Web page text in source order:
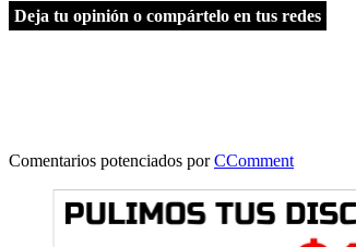
Deja tu opinión o compártelo en tus redes
Comentarios potenciados porCComment